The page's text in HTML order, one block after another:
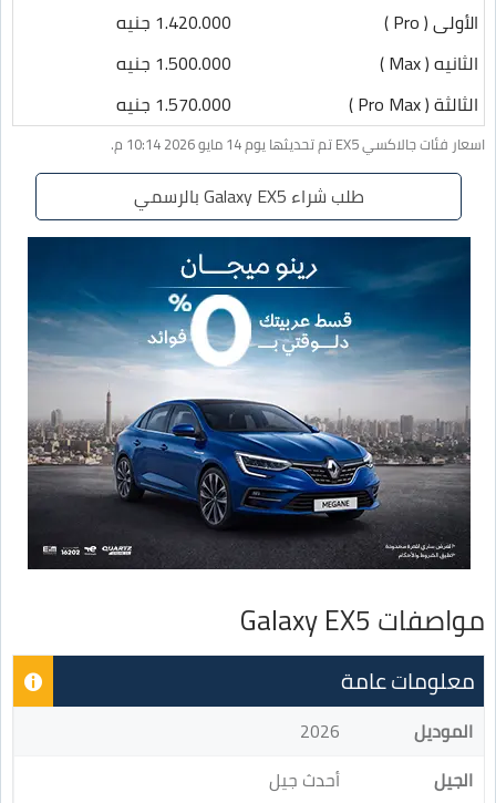
الأولى ( Pro )
1.420.000 جنيه
الثانيه ( Max )
1.500.000 جنيه
الثالثة ( Pro Max )
1.570.000 جنيه
اسعار فئات جالاكسي EX5 تم تحديثها يوم 14 مايو 2026 10:14 م.
طلب شراء Galaxy EX5 بالرسمي
مواصفات Galaxy EX5
معلومات عامة
الموديل
2026
الجيل
أحدث جيل